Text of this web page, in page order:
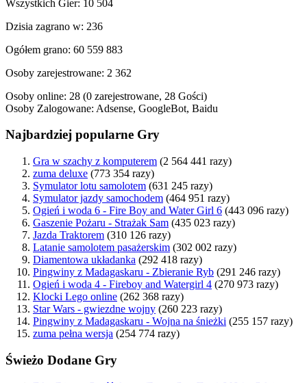
Wszystkich Gier: 10 504
Dzisia zagrano w: 236
Ogółem grano: 60 559 883
Osoby zarejestrowane: 2 362
Osoby online: 28 (0 zarejestrowane, 28 Gości)
Osoby Zalogowane: Adsense, GoogleBot, Baidu
Najbardziej popularne Gry
Gra w szachy z komputerem (2 564 441 razy)
zuma deluxe (773 354 razy)
Symulator lotu samolotem (631 245 razy)
Symulator jazdy samochodem (464 951 razy)
Ogień i woda 6 - Fire Boy and Water Girl 6 (443 096 razy)
Gaszenie Pożaru - Strażak Sam (435 023 razy)
Jazda Traktorem (310 126 razy)
Latanie samolotem pasażerskim (302 002 razy)
Diamentowa układanka (292 418 razy)
Pingwiny z Madagaskaru - Zbieranie Ryb (291 246 razy)
Ogień i woda 4 - Fireboy and Watergirl 4 (270 973 razy)
Klocki Lego online (262 368 razy)
Star Wars - gwiezdne wojny (260 223 razy)
Pingwiny z Madagaskaru - Wojna na śnieżki (255 157 razy)
zuma pełna wersja (254 774 razy)
Świeżo Dodane Gry